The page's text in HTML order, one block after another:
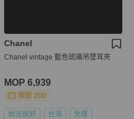
Chanel
Chanel vintage 藍色琉璃吊墜耳夾
MOP 6,939
現折 200
狀況良好 台灣 免運